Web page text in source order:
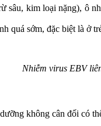
sâu, kim loại nặng), ô
quá sớm, đặc biệt là ở
Nhiễm virus EBV
không cân đối có